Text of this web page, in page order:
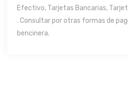
Efectivo, Tarjetas Bancarias,
. Consultar por otras formas de
bencinera.